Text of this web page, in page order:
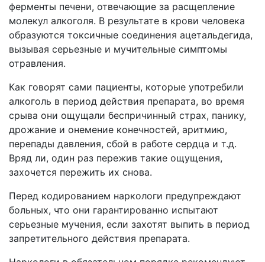
ферменты печени, отвечающие за расщепление
молекул алкоголя. В результате в крови человека
образуются токсичные соединения ацетальдегида,
вызывая серьезные и мучительные симптомы
отравления.
Как говорят сами пациенты, которые употребили
алкоголь в период действия препарата, во время
срыва они ощущали беспричинный страх, панику,
дрожание и онемение конечностей, аритмию,
перепады давления, сбой в работе сердца и т.д.
Вряд ли, один раз пережив такие ощущения,
захочется пережить их снова.
Перед кодированием наркологи предупреждают
больных, что они гарантированно испытают
серьезные мучения, если захотят выпить в период
запретительного действия препарата.